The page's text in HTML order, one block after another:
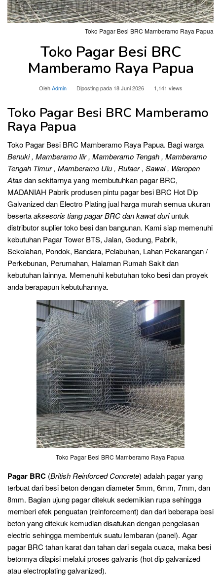
Toko Pagar Besi BRC Mamberamo Raya Papua
Toko Pagar Besi BRC
Mamberamo Raya Papua
OlehAdmin Diposting pada 18 Juni 2026 1,141 views
Toko Pagar Besi BRC Mamberamo
Raya Papua
Toko Pagar Besi BRC Mamberamo Raya Papua. Bagi warga
Benuki , Mamberamo Ilir , Mamberamo Tengah , Mamberamo
Tengah Timur , Mamberamo Ulu , Rufaer , Sawai , Waropen
Atas dan sekitarnya yang membutuhkan pagar BRC,
MADANIAH Pabrik produsen pintu pagar besi BRC Hot Dip
Galvanized dan Electro Plating jual harga murah semua ukuran
besertaaksesoris tiang pagar BRC dan kawat duriuntuk
distributor suplier toko besi dan bangunan. Kami siap memenuhi
kebutuhan Pagar Tower BTS, Jalan, Gedung, Pabrik,
Sekolahan, Pondok, Bandara, Pelabuhan, Lahan Pekarangan /
Perkebunan, Perumahan, Halaman Rumah Sakit dan
kebutuhan lainnya. Memenuhi kebutuhan toko besi dan proyek
anda berapapun kebutuhannya.
Toko Pagar Besi BRC Mamberamo Raya Papua
Pagar BRC (British Reinforced Concrete) adalah pagar yang
terbuat dari besi beton dengan diameter 5mm, 6mm, 7mm, dan
8mm. Bagian ujung pagar ditekuk sedemikian rupa sehingga
memberi efek penguatan (reinforcement) dan dari beberapa besi
beton yang ditekuk kemudian disatukan dengan pengelasan
electric sehingga membentuk suatu lembaran (panel). Agar
pagar BRC tahan karat dan tahan dari segala cuaca, maka besi
betonnya dilapisi melalui proses galvanis (hot dip galvanized
atau electroplating galvanized).